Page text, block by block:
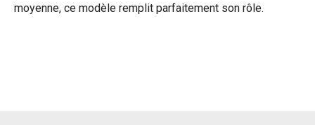
moyenne, ce modèle remplit parfaitement son rôle.